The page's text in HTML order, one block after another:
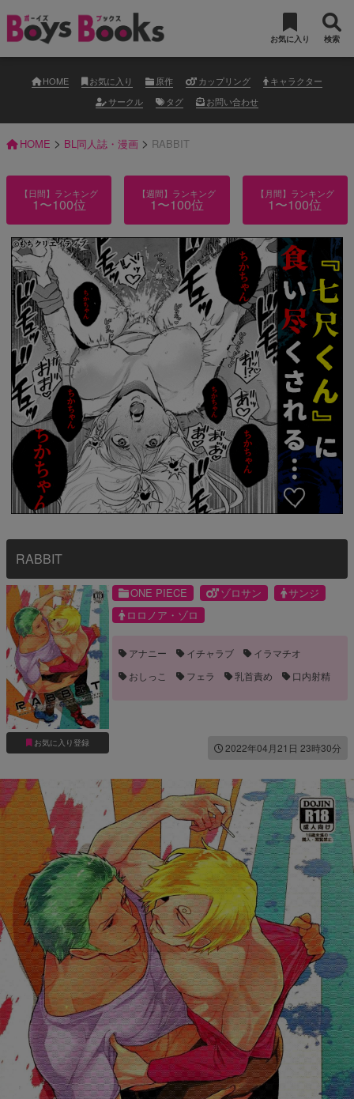
お気に入り 検索
HOME お気に入り 原作 カップリング
キャラクター
サークル
タグ お問い合わせ
HOME > BL同人誌・漫画 > RABBIT
【日間】ランキング
1〜100位
【週間】ランキング
1〜100位
【月間】ランキング
1〜100位
RABBIT
お気に入り登録
ONE PIECE ゾロサン
サンジ
ロロノア・ゾロ
アナニー イチャラブ
イラマチオ
おしっこ
フェラ 乳首責め
口内射精
2022年04月21日 23時30分